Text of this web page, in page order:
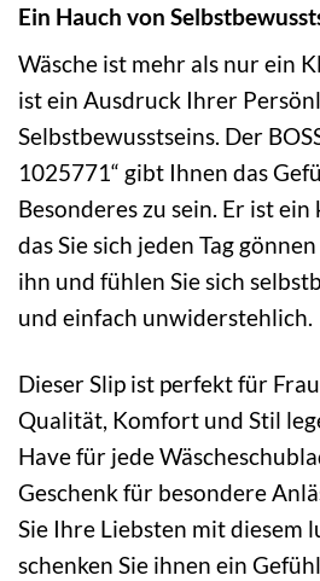
Ein Hauch von
Wäsche ist mehr als nur ein
ist ein Ausdruck Ihrer
Selbstbewusstseins. Der
1025771“ gibt Ihnen das
Besonderes zu sein. Er ist ein
das Sie sich jeden Tag
ihn und fühlen Sie sich
und einfach unwiderstehlich.
Dieser Slip ist perfekt für
Qualität, Komfort und Stil
Have für jede
Geschenk für besondere
Sie Ihre Liebsten mit diesem
schenken Sie ihnen ein